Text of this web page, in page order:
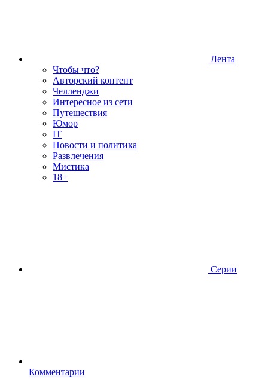
Лента
Чтобы что?
Авторский контент
Челленджи
Интересное из сети
Путешествия
Юмор
IT
Новости и политика
Развлечения
Мистика
18+
Серии
Комментарии